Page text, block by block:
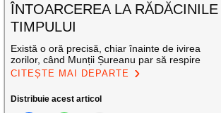
ÎNTOARCEREA LA RĂDĂCINILE
TIMPULUI
Există o oră precisă, chiar înainte de ivirea
zorilor, când Munții Șureanu par să respire
CITEȘTE MAI DEPARTE
Distribuie acest articol